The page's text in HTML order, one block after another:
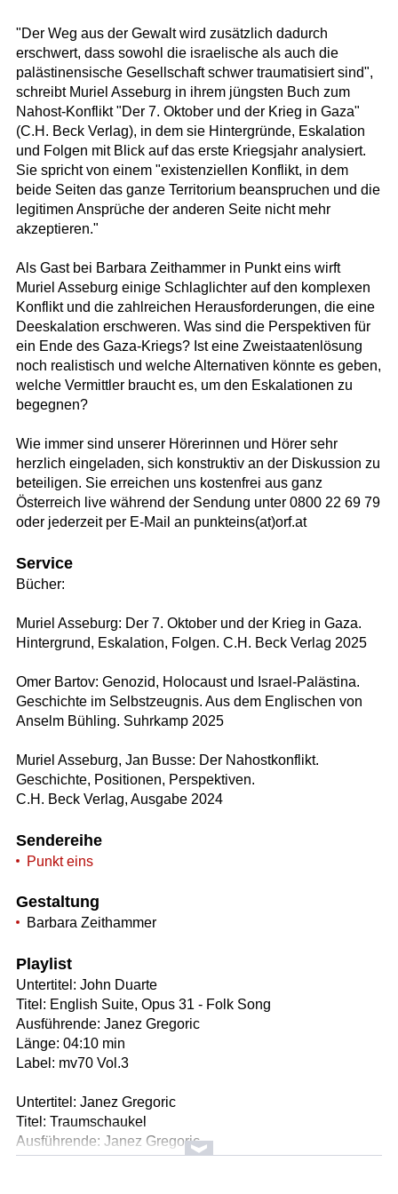
"Der Weg aus der Gewalt wird zusätzlich dadurch
erschwert, dass sowohl die israelische als auch die
palästinensische Gesellschaft schwer traumatisiert sind",
schreibt Muriel Asseburg in ihrem jüngsten Buch zum
Nahost-Konflikt "Der 7. Oktober und der Krieg in Gaza"
(C.H. Beck Verlag), in dem sie Hintergründe, Eskalation
und Folgen mit Blick auf das erste Kriegsjahr analysiert.
Sie spricht von einem "existenziellen Konflikt, in dem
beide Seiten das ganze Territorium beanspruchen und die
legitimen Ansprüche der anderen Seite nicht mehr
akzeptieren."
Als Gast bei Barbara Zeithammer in Punkt eins wirft
Muriel Asseburg einige Schlaglichter auf den komplexen
Konflikt und die zahlreichen Herausforderungen, die eine
Deeskalation erschweren. Was sind die Perspektiven für
ein Ende des Gaza-Kriegs? Ist eine Zweistaatenlösung
noch realistisch und welche Alternativen könnte es geben,
welche Vermittler braucht es, um den Eskalationen zu
begegnen?
Wie immer sind unserer Hörerinnen und Hörer sehr
herzlich eingeladen, sich konstruktiv an der Diskussion zu
beteiligen. Sie erreichen uns kostenfrei aus ganz
Österreich live während der Sendung unter 0800 22 69 79
oder jederzeit per E-Mail an punkteins(at)orf.at
Service
Bücher:
Muriel Asseburg: Der 7. Oktober und der Krieg in Gaza.
Hintergrund, Eskalation, Folgen. C.H. Beck Verlag 2025
Omer Bartov: Genozid, Holocaust und Israel-Palästina.
Geschichte im Selbstzeugnis. Aus dem Englischen von
Anselm Bühling. Suhrkamp 2025
Muriel Asseburg, Jan Busse: Der Nahostkonflikt.
Geschichte, Positionen, Perspektiven.
C.H. Beck Verlag, Ausgabe 2024
Sendereihe
Punkt eins
Gestaltung
Barbara Zeithammer
Playlist
Untertitel: John Duarte
Titel: English Suite, Opus 31 - Folk Song
Ausführende: Janez Gregoric
Länge: 04:10 min
Label: mv70 Vol.3
Untertitel: Janez Gregoric
Titel: Traumschaukel
Ausführende: Janez Gregoric
Länge: 02:38 min